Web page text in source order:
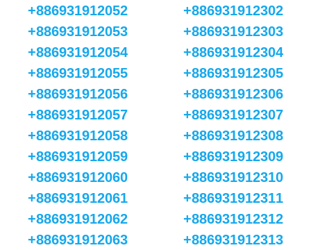
+886931912052
+886931912053
+886931912054
+886931912055
+886931912056
+886931912057
+886931912058
+886931912059
+886931912060
+886931912061
+886931912062
+886931912063
+886931912302
+886931912303
+886931912304
+886931912305
+886931912306
+886931912307
+886931912308
+886931912309
+886931912310
+886931912311
+886931912312
+886931912313